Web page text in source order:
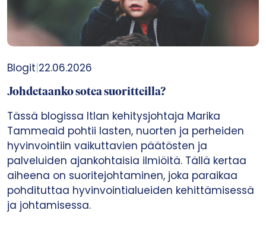
Blogit|22.06.2026
Johdetaanko sotea suoritteilla?
Tässä blogissa Itlan kehitysjohtaja Marika
Tammeaid pohtii lasten, nuorten ja perheiden
hyvinvointiin vaikuttavien päätösten ja
palveluiden ajankohtaisia ilmiöitä. Tällä kertaa
aiheena on suoritejohtaminen, joka paraikaa
pohdituttaa hyvinvointialueiden kehittämisessä
ja johtamisessa.